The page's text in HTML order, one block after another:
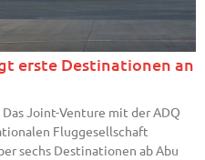
erste Destinationen an
Joint-Venture mit der ADQ
Fluggesellschaft
sechs Destinationen ab Abu